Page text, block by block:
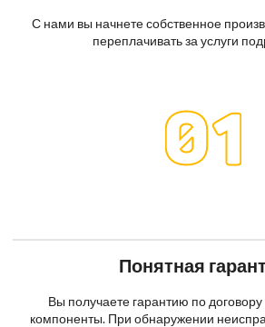
С нами вы начнете собственное
переплачивать за услуги
Понятная
Вы получаете гарантию по
компоненты. При обнаружении